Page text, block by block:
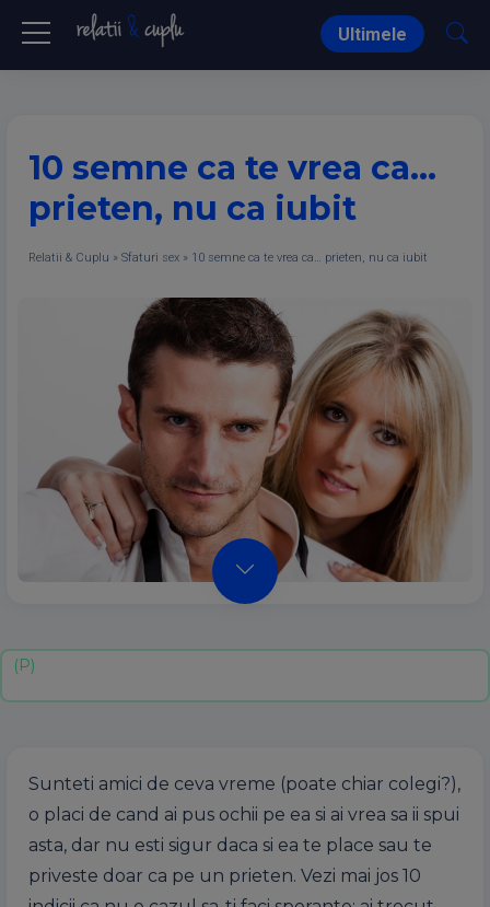
Ultimele
10 semne ca te vrea ca…
prieten, nu ca iubit
Relatii & Cuplu » Sfaturi sex » 10 semne ca te vrea ca… prieten, nu ca iubit
Sunteti amici de ceva vreme (poate chiar colegi?),
o placi de cand ai pus ochii pe ea si ai vrea sa ii spui
asta, dar nu esti sigur daca si ea te place sau te
priveste doar ca pe un prieten. Vezi mai jos 10